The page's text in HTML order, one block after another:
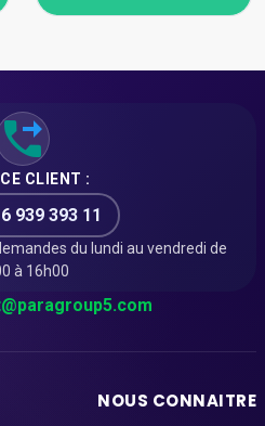
CLIENT :
939 393 11
du lundi au vendredi de
à 16h00
NOUS CONNAITRE